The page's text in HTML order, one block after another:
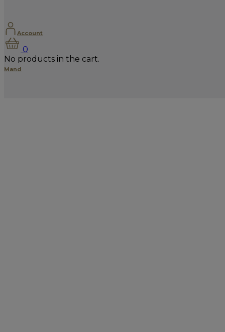
Account
0
No products in the cart.
Mand